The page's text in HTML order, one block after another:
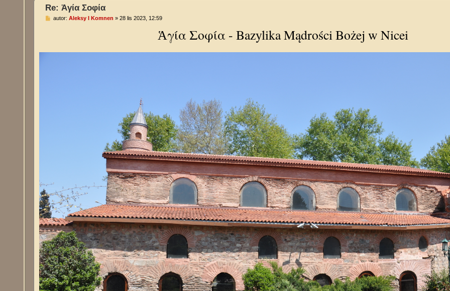
Re: Ἁγία Σοφία
Pautor:Aleksy I Komnen »28 lis 2023, 12:59
Ἁγία Σοφία - Bazylika Mądrości Bożej w Nicei